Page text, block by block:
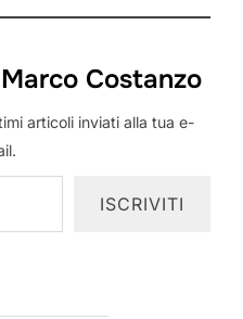
Costanzo
articoli inviati alla tua e-
ISCRIVITI